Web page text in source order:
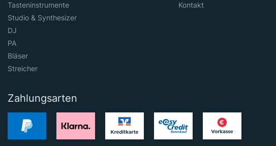
Tasteninstrumente
Studio & Synthesizer
DJ
PA
Bläser
Streicher
Kontakt
Zahlungsarten